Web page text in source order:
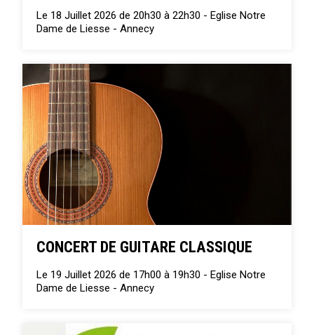
Le 18 Juillet 2026 de 20h30 à 22h30 -Eglise Notre
Dame de Liesse - Annecy
CONCERT DE GUITARE CLASSIQUE
Le 19 Juillet 2026 de 17h00 à 19h30 -Eglise Notre
Dame de Liesse - Annecy